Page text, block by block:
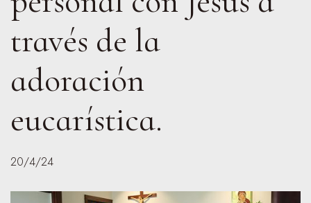
través de la
adoración
eucarística.
20/4/24